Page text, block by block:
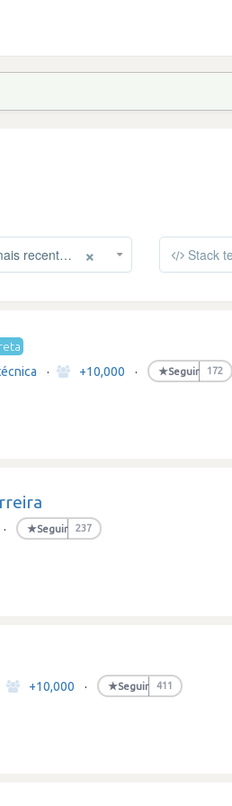
×
recentes Stack
· +10,000 · ★Seguir 172
· ★Seguir 237
+10,000 · ★Seguir 411